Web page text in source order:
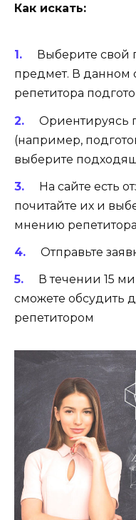
Как искать:
Выберите свой
предмет. В данном
репетитора
Ориентируясь
(например,
выберите
На сайте есть
почитайте их и
мнению репетитора
Отправьте
В течении 15
сможете обсудить
репетитором